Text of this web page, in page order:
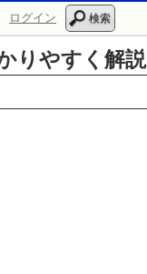
ログイン 検索
りやすく解説